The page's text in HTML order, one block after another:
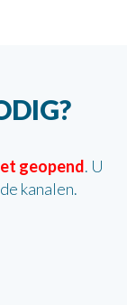
geopend. U
kanalen.